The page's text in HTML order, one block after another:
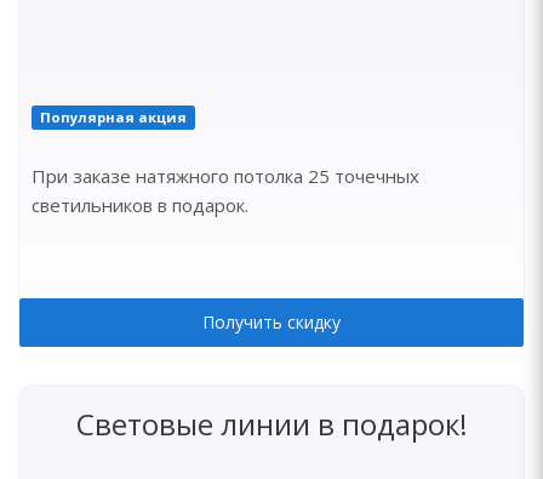
Популярная акция
При заказе натяжного потолка 25 точечных
светильников в подарок.
Получить скидку
Световые линии в подарок!